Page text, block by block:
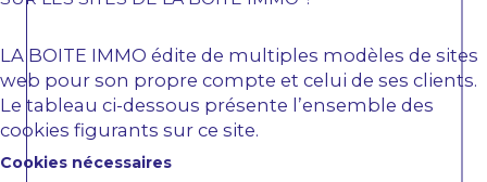
LA BOITE IMMO édite de multiples modèles de sites
web pour son propre compte et celui de ses clients.
Le tableau ci-dessous présente l’ensemble des
cookies figurants sur ce site.
Cookies nécessaires